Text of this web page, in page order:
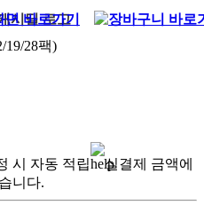
19/28팩)
시 자동 적립
실결제 금액에
니다.